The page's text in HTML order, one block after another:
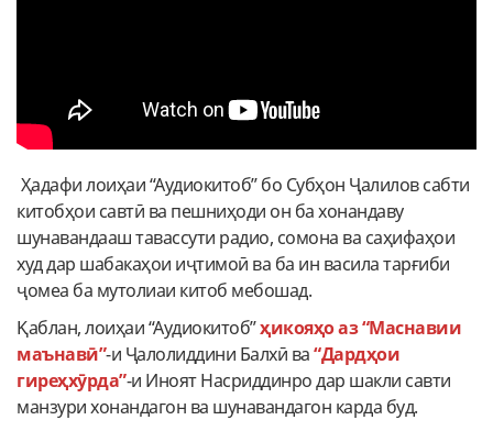
Ҳадафи лоиҳаи “Аудиокитоб” бо Субҳон Ҷалилов сабти
китобҳои савтӣ ва пешниҳоди он ба хонандаву
шунавандааш тавассути радио, сомона ва саҳифаҳои
худ дар шабакаҳои иҷтимоӣ ва ба ин васила тарғиби
ҷомеа ба мутолиаи китоб мебошад.
Қаблан, лоиҳаи “Аудиокитоб”ҳикояҳо аз “Маснавии
маънавӣ”-и Ҷалолиддини Балхӣ ва“Дардҳои
гиреҳхӯрда”-и Иноят Насриддинро дар шакли савти
манзури хонандагон ва шунавандагон карда буд.